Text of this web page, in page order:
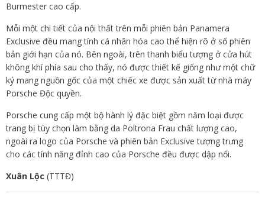
Burmester cao cấp.
Mỗi một chi tiết của nội thất trên mỗi phiên bản Panamera
Exclusive đều mang tính cá nhân hóa cao thể hiện rõ ở số phiên
bản giới hạn của nó. Bên ngoài, trên thanh biểu tượng ở cửa hút
không khí phía sau cho thấy, nó được thiết kế giống như một chữ
ký mang nguồn gốc của một chiếc xe được sản xuất từ nhà máy
Porsche Độc quyền.
Porsche cung cấp một bộ hành lý đặc biệt gồm năm loại được
trang bị tùy chọn làm bằng da Poltrona Frau chất lượng cao,
ngoài ra logo của Porsche và phiên bản Exclusive tượng trưng
cho các tính năng đỉnh cao của Porsche đều được dập nổi.
Xuân Lộc (TTTĐ)